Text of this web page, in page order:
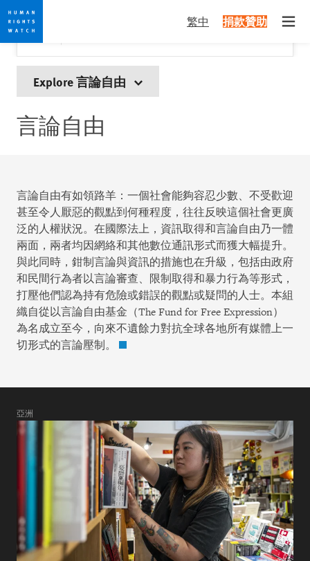
Skip
to
cookie
privacy
Skip
to
main
content
繁中 捐款贊助
Would you like to read this page in English?
Yes
✕
Explore 言論自由
言論自由
言論自由有如領路羊：一個社會能夠容忍少數、不受歡迎
甚至令人厭惡的觀點到何種程度，往往反映這個社會更廣
泛的人權狀況。在國際法上，資訊取得和言論自由乃一體
兩面，兩者均因網絡和其他數位通訊形式而獲大幅提升。
與此同時，鉗制言論與資訊的措施也在升級，包括由政府
和民間行為者以言論審查、限制取得和暴力行為等形式，
打壓他們認為持有危險或錯誤的觀點或疑問的人士。本組
織自從以言論自由基金（The Fund for Free Expression）
為名成立至今，向來不遺餘力對抗全球各地所有媒體上一
切形式的言論壓制。
亞洲